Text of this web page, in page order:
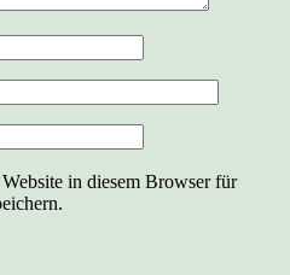
in diesem Browser für